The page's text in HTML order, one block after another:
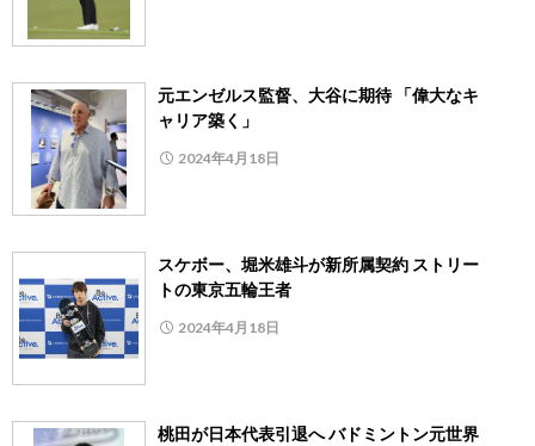
元エンゼルス監督、大谷に期待 「偉大なキ
ャリア築く」
2024年4月18日
スケボー、堀米雄斗が新所属契約 ストリー
トの東京五輪王者
2024年4月18日
桃田が日本代表引退へ バドミントン元世界